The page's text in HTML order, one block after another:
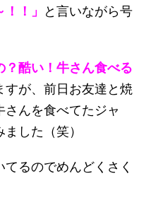
！」
と言いながら号
？酷い！牛さん食べる
すが、前日お友達と焼
さんを食べてたジャ
した（笑）
るのでめんどくさく